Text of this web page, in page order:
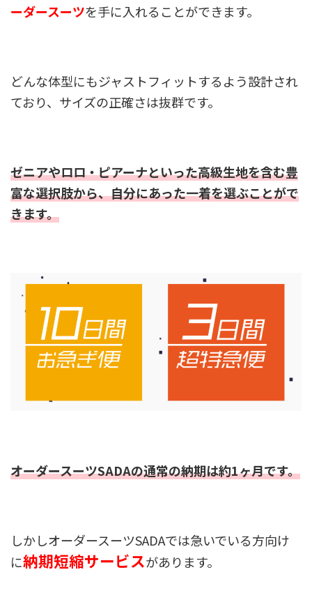
ーダースーツを手に入れることができます。
どんな体型にもジャストフィットするよう設計され
ており、サイズの正確さは抜群です。
ゼニアやロロ・ピアーナといった高級生地を含む豊
富な選択肢から、自分にあった一着を選ぶことがで
きます。
オーダースーツSADAの通常の納期は約1ヶ月です。
しかしオーダースーツSADAでは急いでいる方向け
に納期短縮サービスがあります。